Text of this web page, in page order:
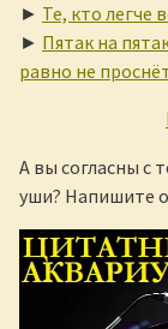
► Те, кто легче
► Пятак на
равно не
А вы согласны с
уши? Напишите